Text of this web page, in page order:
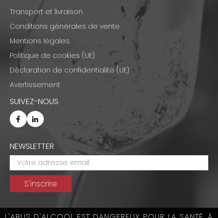
Transport et livraison
Conditions générales de vente
Mentions légales
Politique de cookies (UE)
Déclaration de confidentialité (UE)
Avertissement
SUIVEZ-NOUS
NEWSLETTER
Tous droits réservés © Emmanuel Nasti 2026